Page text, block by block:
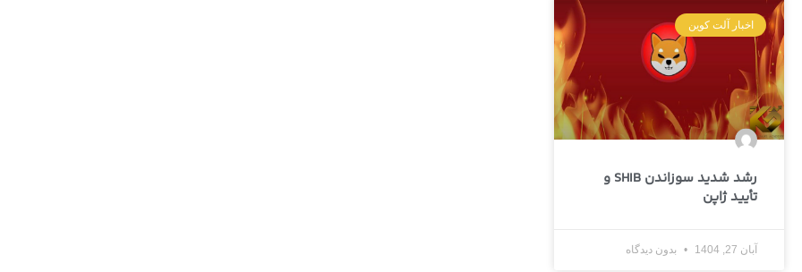
اخبار آلت کوین
رشد شدید سوزاندن SHIB و
تأیید ژاپن
آبان 27, 1404 بدون دیدگاه